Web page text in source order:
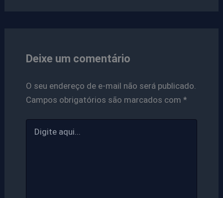
Deixe um comentário
O seu endereço de e-mail não será publicado.
Campos obrigatórios são marcados com *
aqui...